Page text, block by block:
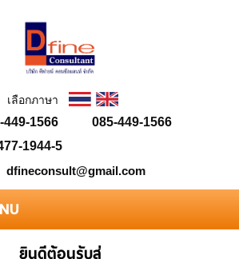
เลือกภาษา
449-1566
1944-5
085-449-1566
dfineconsult@gmail.com
ยินดีต้อนรับสู่